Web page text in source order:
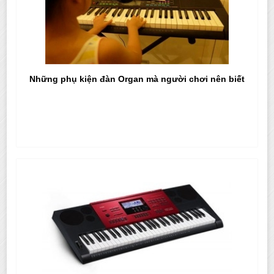
Những phụ kiện đàn Organ mà người chơi nên biết